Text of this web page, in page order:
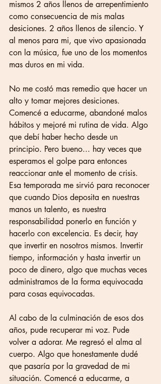
mismos 2 años llenos de arrepentimiento
como consecuencia de mis malas
desiciones. 2 años llenos de silencio. Y
al menos para mi, que vivo apasionada
con la música, fue uno de los momentos
mas duros en mi vida.
No me costó mas remedio que hacer un
alto y tomar mejores desiciones.
Comencé a educarme, abandoné malos
hábitos y mejoré mi rutina de vida. Algo
que debí haber hecho desde un
principio. Pero bueno... hay veces que
esperamos el golpe para entonces
reaccionar ante el momento de crisis.
Esa temporada me sirvió para reconocer
que cuando Dios deposita en nuestras
manos un talento, es nuestra
responsabilidad ponerlo en función y
hacerlo con excelencia. Es decir, hay
que invertir en nosotros mismos. Invertir
tiempo, información y hasta invertir un
poco de dinero, algo que muchas veces
administramos de la forma equivocada
para cosas equivocadas.
Al cabo de la culminación de esos dos
años, pude recuperar mi voz. Pude
volver a adorar. Me regresó el alma al
cuerpo. Algo que honestamente dudé
que pasaría por la gravedad de mi
situación. Comencé a educarme, a